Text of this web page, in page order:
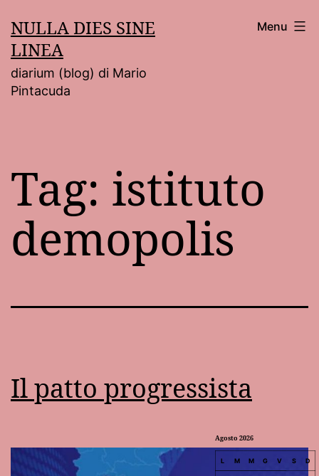
al
contenuto
NULLA DIES SINE
LINEA
diarium (blog) di Mario
Pintacuda
Menu
Tag: istituto
demopolis
Il patto progressista
Agosto 2026
L M M G V S D